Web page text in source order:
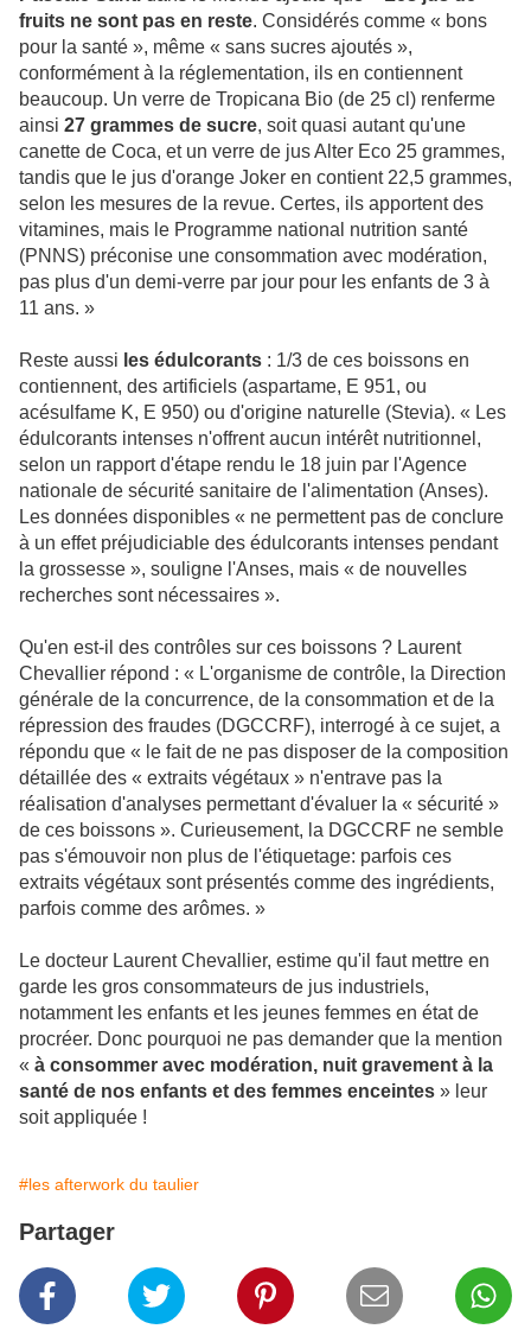
fruits ne sont pas en reste. Considérés comme « bons
pour la santé », même « sans sucres ajoutés »,
conformément à la réglementation, ils en contiennent
beaucoup. Un verre de Tropicana Bio (de 25 cl) renferme
ainsi 27 grammes de sucre, soit quasi autant qu'une
canette de Coca, et un verre de jus Alter Eco 25 grammes,
tandis que le jus d'orange Joker en contient 22,5 grammes,
selon les mesures de la revue. Certes, ils apportent des
vitamines, mais le Programme national nutrition santé
(PNNS) préconise une consommation avec modération,
pas plus d'un demi-verre par jour pour les enfants de 3 à
11 ans. »
Reste aussi les édulcorants : 1/3 de ces boissons en
contiennent, des artificiels (aspartame, E 951, ou
acésulfame K, E 950) ou d'origine naturelle (Stevia). « Les
édulcorants intenses n'offrent aucun intérêt nutritionnel,
selon un rapport d'étape rendu le 18 juin par l'Agence
nationale de sécurité sanitaire de l'alimentation (Anses).
Les données disponibles « ne permettent pas de conclure
à un effet préjudiciable des édulcorants intenses pendant
la grossesse », souligne l'Anses, mais « de nouvelles
recherches sont nécessaires ».
Qu'en est-il des contrôles sur ces boissons ? Laurent
Chevallier répond : « L'organisme de contrôle, la Direction
générale de la concurrence, de la consommation et de la
répression des fraudes (DGCCRF), interrogé à ce sujet, a
répondu que « le fait de ne pas disposer de la composition
détaillée des « extraits végétaux » n'entrave pas la
réalisation d'analyses permettant d'évaluer la « sécurité »
de ces boissons ». Curieusement, la DGCCRF ne semble
pas s'émouvoir non plus de l'étiquetage: parfois ces
extraits végétaux sont présentés comme des ingrédients,
parfois comme des arômes. »
Le docteur Laurent Chevallier, estime qu'il faut mettre en
garde les gros consommateurs de jus industriels,
notamment les enfants et les jeunes femmes en état de
procréer. Donc pourquoi ne pas demander que la mention
« à consommer avec modération, nuit gravement à la
santé de nos enfants et des femmes enceintes » leur
soit appliquée !
#les afterwork du taulier
Partager